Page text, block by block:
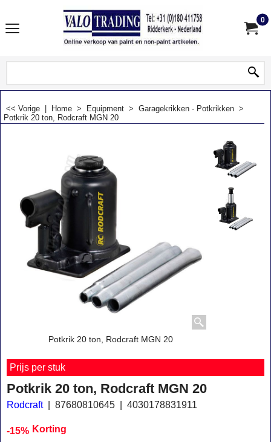
0
<< Vorige Home > Equipment > Garagekrikken - Potkrikken >
Potkrik 20 ton, Rodcraft MGN 20
Potkrik 20 ton, Rodcraft MGN 20
Prijs per stuk
Potkrik 20 ton, Rodcraft MGN 20
Rodcraft 87680810645 4030178831911
-15% Korting